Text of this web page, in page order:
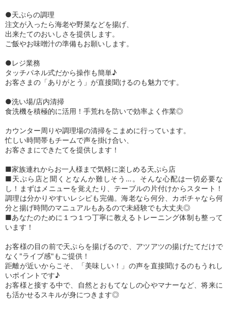
●天ぷらの調理
注文が入ったら海老や野菜などを揚げ、
出来たてのおいしさを提供します。
ご飯やお味噌汁の準備もお願いします。
●レジ業務
タッチパネル式だから操作も簡単♪
お客さまの「ありがとう」が直接聞けるのも魅力です。
●洗い場/店内清掃
食洗機を積極的に活用！手荒れを防いで効率よく作業◎
カウンター周りや調理場の清掃をこまめに行っています。
忙しい時間帯もチームで声を掛け合い、
お客さまにできたてを提供します！
■家族連れからお一人様まで気軽に楽しめる天ぷら店
■天ぷら店と聞くとなんか難しそう…。そんな心配は一切必要な
し！まずはメニューを覚えたり、テーブルの片付けからスタート！
調理は分かりやすいレシピも完備。海老なら何分、カボチャなら何
分と揚げ時間のマニュアルもあるので未経験でも大丈夫◎
■あなたのために１つ１つ丁寧に教えるトレーニング体制も整って
います！
お客様の目の前で天ぷらを揚げるので、アツアツの揚げたてだけで
なく"ライブ感"もご提供！
距離が近いからこそ、「美味しい！」の声を直接聞けるのもうれし
いポイントです♪
お客様と接する中で、自然とおもてなしの心やマナーなど、将来に
も活かせるスキルが身につきます◎